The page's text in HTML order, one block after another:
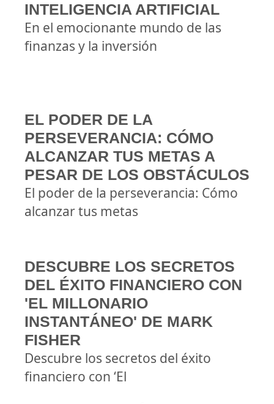
INTELIGENCIA ARTIFICIAL
En el emocionante mundo de las
finanzas y la inversión
EL PODER DE LA
PERSEVERANCIA: CÓMO
ALCANZAR TUS METAS A
PESAR DE LOS OBSTÁCULOS
El poder de la perseverancia: Cómo
alcanzar tus metas
DESCUBRE LOS SECRETOS
DEL ÉXITO FINANCIERO CON
'EL MILLONARIO
INSTANTÁNEO' DE MARK
FISHER
Descubre los secretos del éxito
financiero con ‘El